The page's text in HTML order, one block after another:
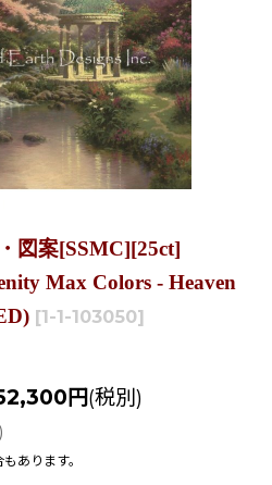
図案[SSMC][25ct]
Max Colors - Heaven
[1-1-103050]
円(税別)
)
あります。